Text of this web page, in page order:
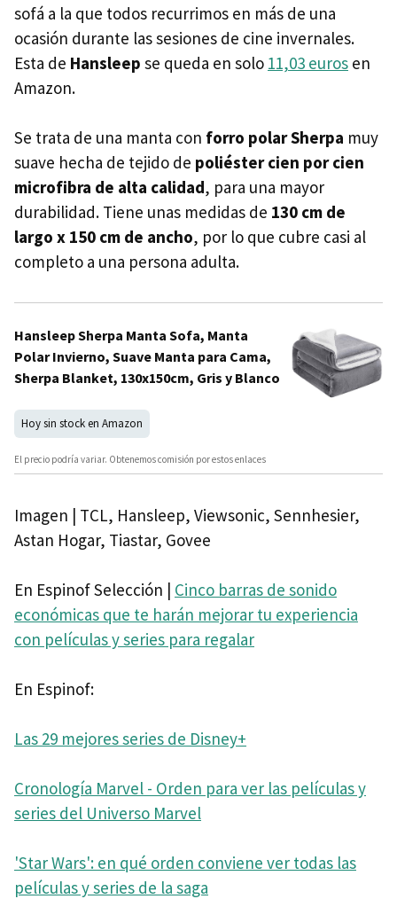
sofá a la que todos recurrimos en más de una
ocasión durante las sesiones de cine invernales.
Esta de Hansleep se queda en solo 11,03 euros en
Amazon.
Se trata de una manta con forro polar Sherpa muy
suave hecha de tejido de poliéster cien por cien
microfibra de alta calidad, para una mayor
durabilidad. Tiene unas medidas de 130 cm de
largo x 150 cm de ancho, por lo que cubre casi al
completo a una persona adulta.
Hansleep Sherpa Manta Sofa, Manta
Polar Invierno, Suave Manta para Cama,
Sherpa Blanket, 130x150cm, Gris y Blanco
Hoy sin stock en Amazon
El precio podría variar. Obtenemos comisión por estos enlaces
Imagen | TCL, Hansleep, Viewsonic, Sennhesier,
Astan Hogar, Tiastar, Govee
En Espinof Selección | Cinco barras de sonido
económicas que te harán mejorar tu experiencia
con películas y series para regalar
En Espinof:
Las 29 mejores series de Disney+
Cronología Marvel - Orden para ver las películas y
series del Universo Marvel
'Star Wars': en qué orden conviene ver todas las
películas y series de la saga